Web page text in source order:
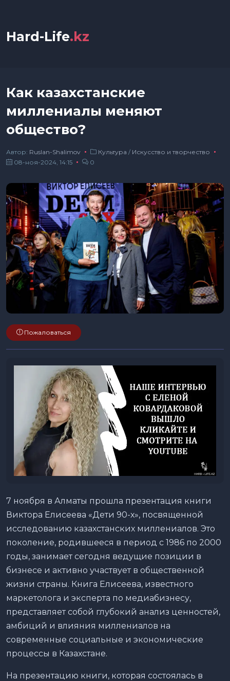
Hard-Life.kz
Как казахстанские
миллениалы меняют
общество?
Автор: Ruslan-Shalimov Культура / Искусство и творчество
08-ноя-2024, 14:15
0
Пожаловаться
7 ноября в Алматы прошла презентация книги
Виктора Елисеева «Дети 90-х», посвященной
исследованию казахстанских миллениалов. Это
поколение, родившееся в период с 1986 по 2000
годы, занимает сегодня ведущие позиции в
бизнесе и активно участвует в общественной
жизни страны. Книга Елисеева, известного
маркетолога и эксперта по медиабизнесу,
представляет собой глубокий анализ ценностей,
амбиций и влияния миллениалов на
современные социальные и экономические
процессы в Казахстане.
На презентацию книги, которая состоялась в